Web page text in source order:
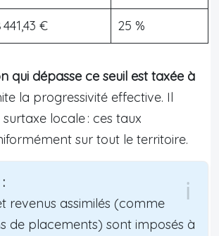
€ 25 %
qui dépasse ce seuil est taxée à
la progressivité effective. Il
surtaxe locale : ces taux
sur tout le territoire.
revenus assimilés (comme
de placements) sont imposés à